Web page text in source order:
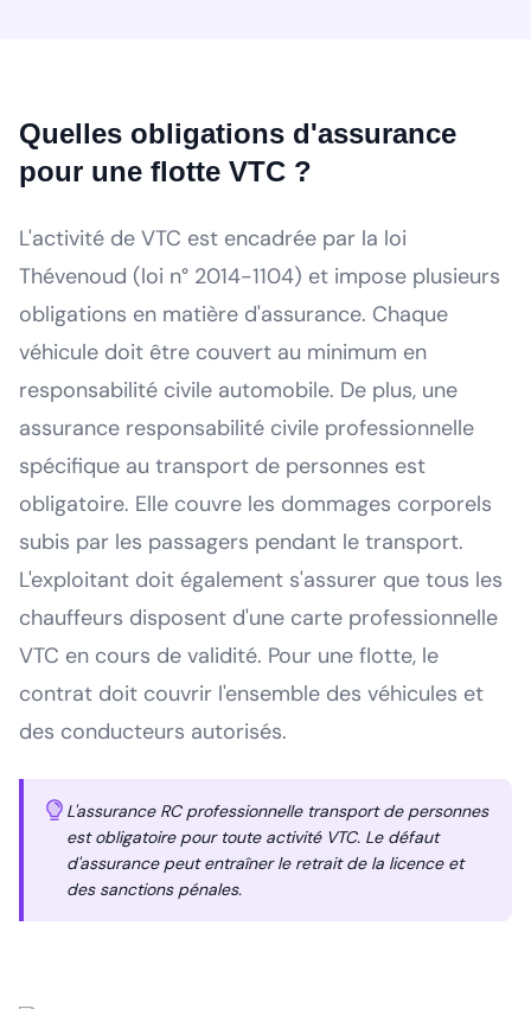
Quelles obligations d'assurance
pour une flotte VTC ?
L'activité de VTC est encadrée par la loi
Thévenoud (loi n° 2014-1104) et impose plusieurs
obligations en matière d'assurance. Chaque
véhicule doit être couvert au minimum en
responsabilité civile automobile. De plus, une
assurance responsabilité civile professionnelle
spécifique au transport de personnes est
obligatoire. Elle couvre les dommages corporels
subis par les passagers pendant le transport.
L'exploitant doit également s'assurer que tous les
chauffeurs disposent d'une carte professionnelle
VTC en cours de validité. Pour une flotte, le
contrat doit couvrir l'ensemble des véhicules et
des conducteurs autorisés.
L'assurance RC professionnelle transport de personnes
est obligatoire pour toute activité VTC. Le défaut
d'assurance peut entraîner le retrait de la licence et
des sanctions pénales.